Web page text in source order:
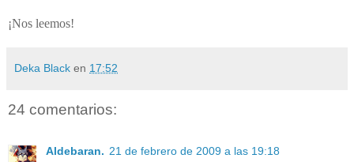
¡Nos leemos!
Deka Black en 17:52
24 comentarios:
Aldebaran. 21 de febrero de 2009 a las 19:18